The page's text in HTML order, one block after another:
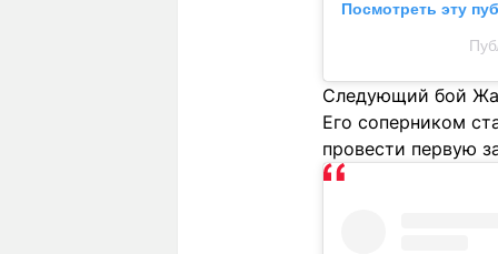
Посмотреть эту
Следующий бой
Его соперником
провести первую